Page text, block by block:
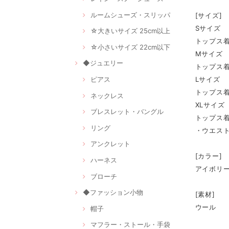
ルームシューズ・スリッパ
☆大きいサイズ 25cm以上
☆小さいサイズ 22cm以下
◆ジュエリー
ピアス
ネックレス
ブレスレット・バングル
リング
アンクレット
ハーネス
ブローチ
◆ファッション小物
帽子
マフラー・ストール・手袋
[サイズ]
Sサイズ
トップス
Mサイズ
トップス
Lサイズ
トップス
XLサイズ
トップス
・ウエス
[カラー]
アイボリ
[素材]
ウール